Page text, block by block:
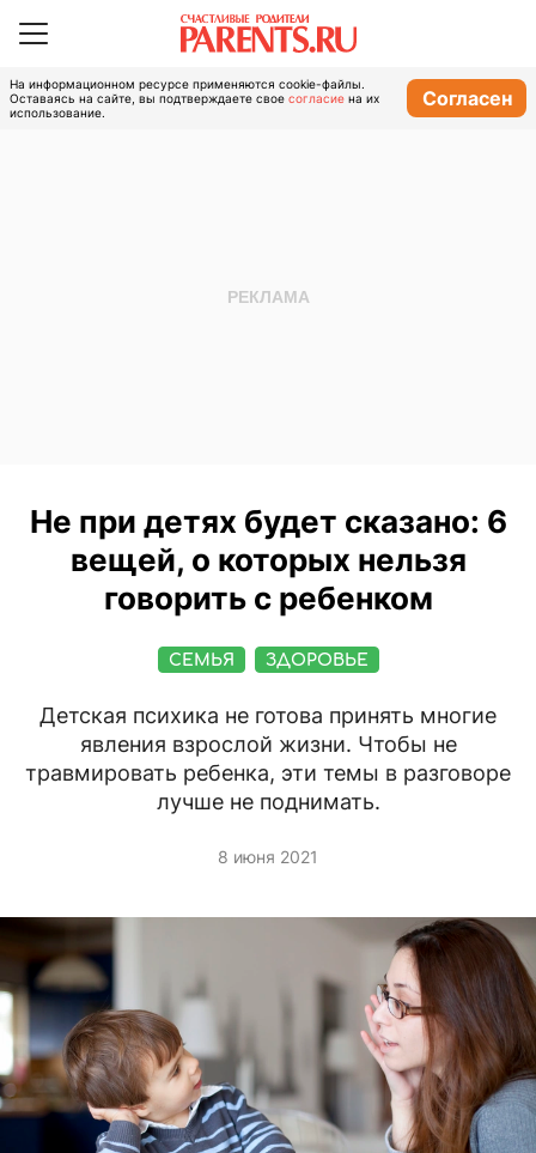
На информационном ресурсе применяются cookie-файлы.
Оставаясь на сайте, вы подтверждаете свое согласие на их
использование.
Согласен
Не при детях будет сказано: 6
вещей, о которых нельзя
говорить с ребенком
СЕМЬЯ ЗДОРОВЬЕ
Детская психика не готова принять многие
явления взрослой жизни. Чтобы не
травмировать ребенка, эти темы в разговоре
лучше не поднимать.
8 июня 2021